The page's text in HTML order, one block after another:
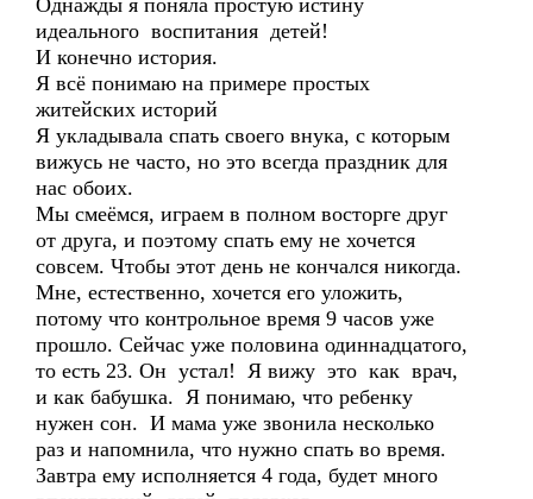
Однажды я поняла простую истину
идеального воспитания детей!
И конечно история.
Я всё понимаю на примере простых
житейских историй
Я укладывала спать своего внука, с которым
вижусь не часто, но это всегда праздник для
нас обоих.
Мы смеёмся, играем в полном восторге друг
от друга, и поэтому спать ему не хочется
совсем. Чтобы этот день не кончался никогда.
Мне, естественно, хочется его уложить,
потому что контрольное время 9 часов уже
прошло. Сейчас уже половина одиннадцатого,
то есть 23. Он устал! Я вижу это как врач,
и как бабушка. Я понимаю, что ребенку
нужен сон. И мама уже звонила несколько
раз и напомнила, что нужно спать во время.
Завтра ему исполняется 4 года, будет много